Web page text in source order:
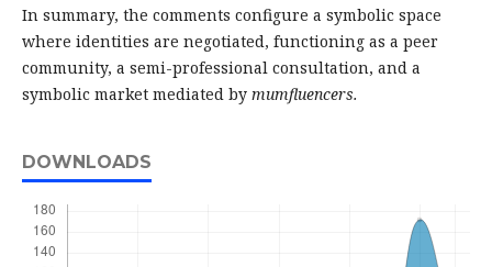
In summary, the comments configure a symbolic space
where identities are negotiated, functioning as a peer
community, a semi-professional consultation, and a
symbolic market mediated by mumfluencers.
DOWNLOADS